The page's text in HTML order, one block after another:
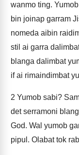
wanmo ting.
bin joinap garram
nomeda aibin
stil ai garra
blanga dalimbat
if ai rimaindimbat
2 Yumob sabi?
det serramoni
God. Wal yumob
pipul. Olabat tok